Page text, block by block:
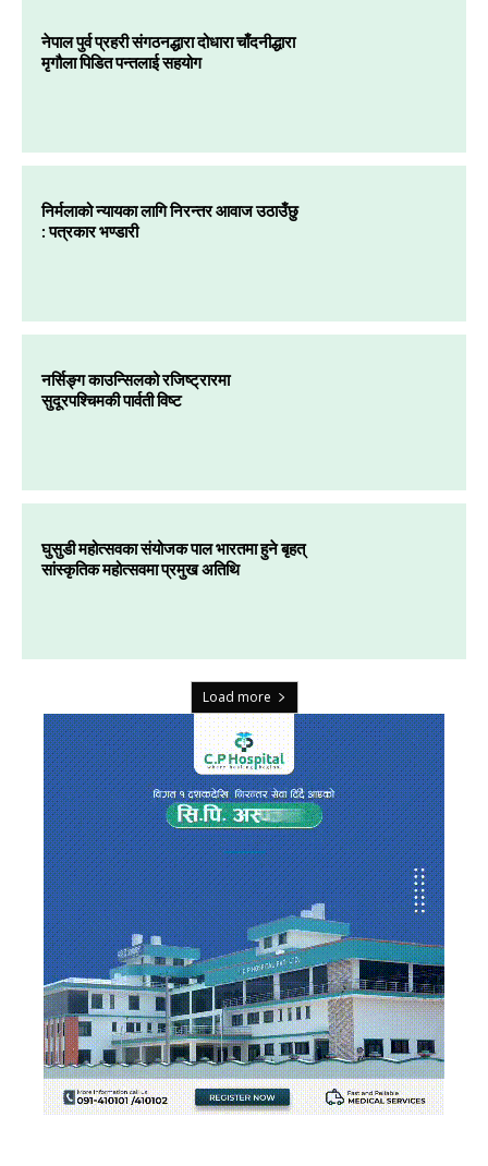
नेपाल पुर्व प्रहरी संगठनद्धारा दोधारा चाँदनीद्धारा
मृगौला पिडित पन्तलाई सहयोग
निर्मलाको न्यायका लागि निरन्तर आवाज उठाउँछु
: पत्रकार भण्डारी
नर्सिङ्ग काउन्सिलको रजिष्ट्रारमा
सुदूरपश्चिमकी पार्वती विष्ट
घुसुडी महोत्सवका संयोजक पाल भारतमा हुने बृहत्
सांस्कृतिक महोत्सवमा प्रमुख अतिथि
Load more